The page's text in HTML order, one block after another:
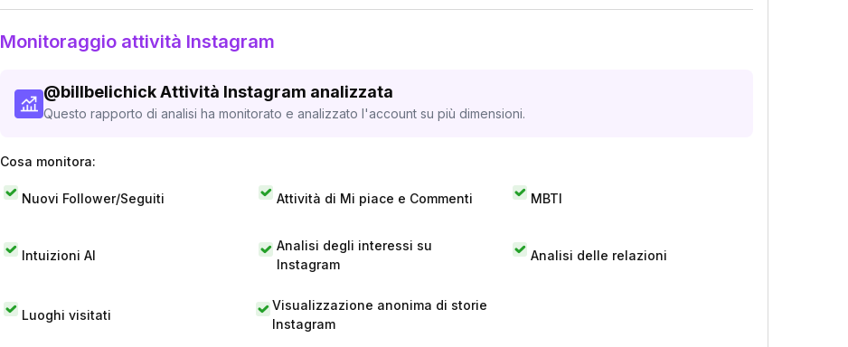
Monitoraggio attività Instagram
@billbelichickAttività Instagram analizzata
Questo rapporto di analisi ha monitorato e analizzato l'account su più dimensioni.
Cosa monitora:
Nuovi Follower/Seguiti Attività di Mi piace e Commenti MBTI
Intuizioni AI
Analisi degli interessi su
Instagram
Analisi delle relazioni
Luoghi visitati
Visualizzazione anonima di storie
Instagram